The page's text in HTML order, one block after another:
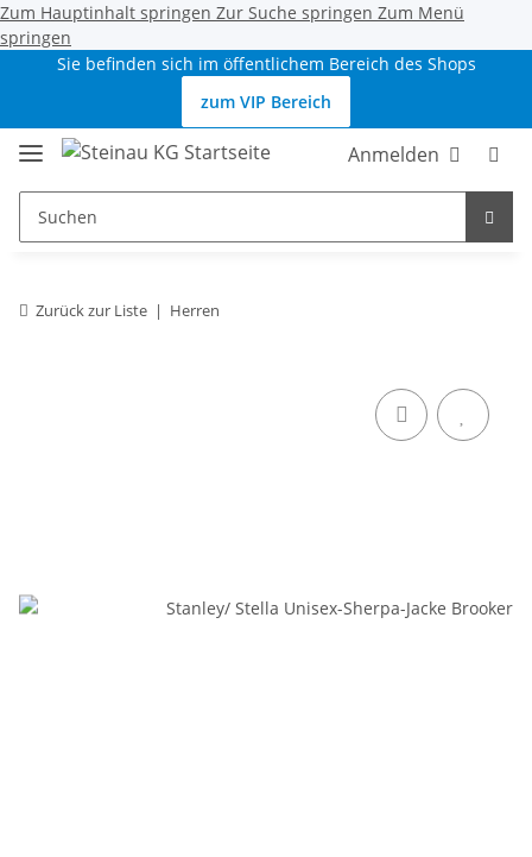
Zum Hauptinhalt springen Zur Suche springen Zum Menü
springen
Sie befinden sich im öffentlichem Bereich des Shops
zum VIP Bereich
Anmelden
Zurück zur Liste Herren